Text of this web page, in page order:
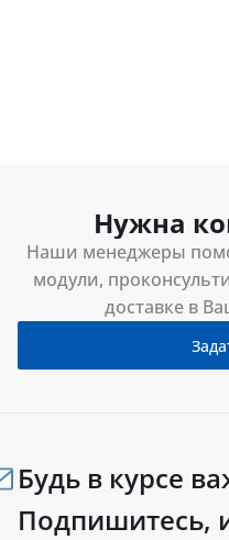
Нужна
Наши менеджеры
модули,
доставке в
Будь в курсе
Подпишитесь,